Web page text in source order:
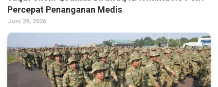
Percepat Penanganan Medis
Juni 29, 2026